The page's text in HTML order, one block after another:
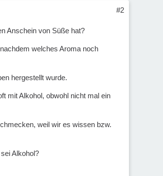
#2
Anschein von Süße hat?
welches Aroma noch
hergestellt wurde.
mit Alkohol, obwohl nicht mal ein
weil wir es wissen bzw.
Alkohol?